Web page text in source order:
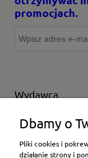
promocjach.
Wydawca
Wybierz producenta
Dbamy o
Pliki cookies i
działanie strony i